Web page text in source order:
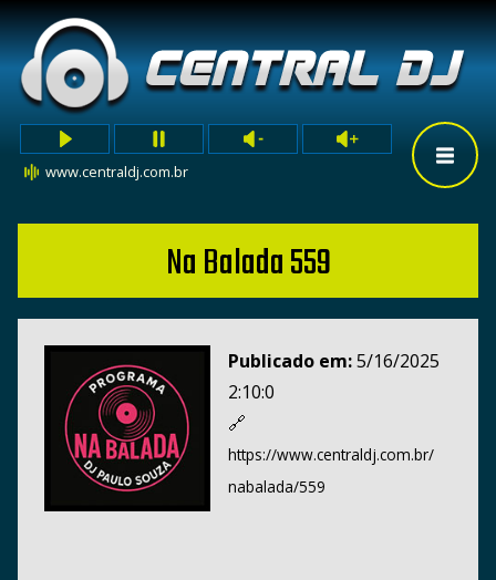
www.centraldj.com.br
Na Balada 559
Publicado em:5/16/2025
2:10:0
🔗
https://www.centraldj.com.br/
nabalada/559